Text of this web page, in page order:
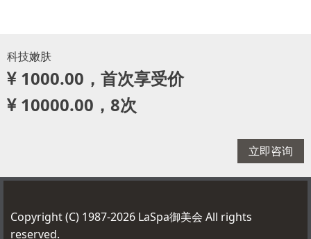
科技嫩肤
1000.00，首次享受价
10000.00，8次
立即咨询
Copyright (C) 1987-2026 LaSpa御美会 All rights
reserved.